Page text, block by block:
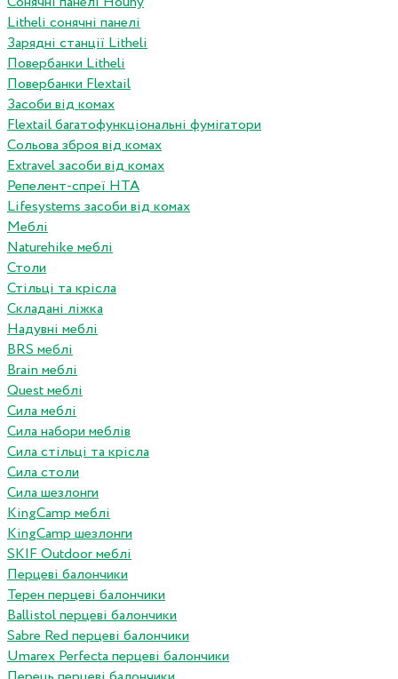
Litheli сонячні панелі
Зарядні станції Litheli
Повербанки Litheli
Повербанки Flextail
Засоби від комах
Flextail багатофункціональні фумігатори
Сольова зброя від комах
Extravel засоби від комах
Репелент-спреї HTA
Lifesystems засоби від комах
Меблі
Naturehike меблі
Столи
Стільці та крісла
Складані ліжка
Надувні меблі
BRS меблі
Brain меблі
Quest меблі
Сила меблі
Сила набори меблів
Сила стільці та крісла
Сила столи
Сила шезлонги
KingCamp меблі
KingCamp шезлонги
SKIF Outdoor меблі
Перцеві балончики
Терен перцеві балончики
Ballistol перцеві балончики
Sabre Red перцеві балончики
Umarex Perfecta перцеві балончики